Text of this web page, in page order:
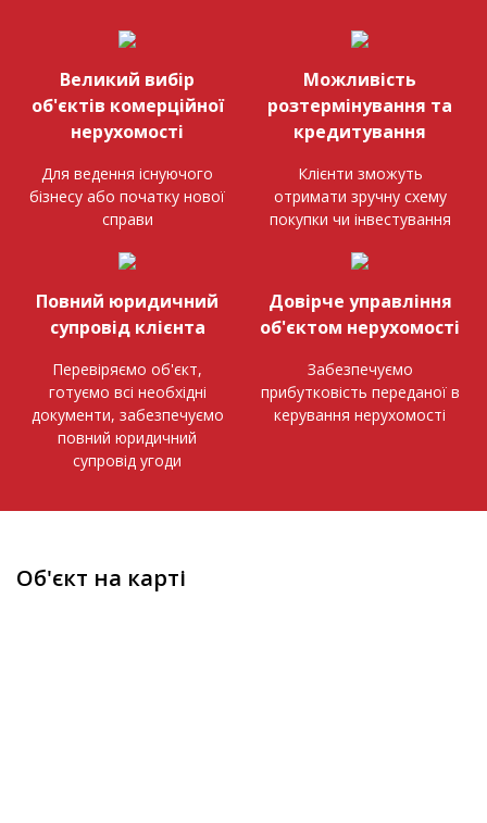
Великий вибір
об'єктів комерційної
нерухомості
Для ведення існуючого
бізнесу або початку нової
справи
Можливість
розтермінування та
кредитування
Клієнти зможуть
отримати зручну схему
покупки чи інвестування
Повний юридичний
супровід клієнта
Перевіряємо об'єкт,
готуємо всі необхідні
документи, забезпечуємо
повний юридичний
супровід угоди
Довірче управління
об'єктом нерухомості
Забезпечуємо
прибутковість переданої в
керування нерухомості
Об'єкт на карті